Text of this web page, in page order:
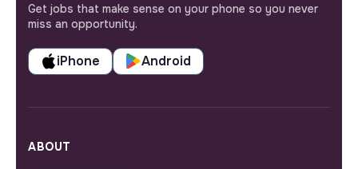
Get jobs that make sense on your phone so you never
miss an opportunity.
iPhone Android
ABOUT